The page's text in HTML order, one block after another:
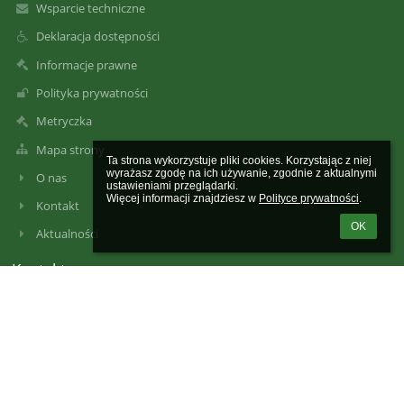
Ta strona wykorzystuje pliki cookies. Korzystając z niej
wyrażasz zgodę na ich używanie, zgodnie z aktualnymi
ustawieniami przeglądarki.
Więcej informacji znajdziesz w Polityce prywatności.
OK
Wsparcie techniczne
Deklaracja dostępności
Informacje prawne
Polityka prywatności
Metryczka
Mapa strony
O nas
Kontakt
Aktualności
Kontakty